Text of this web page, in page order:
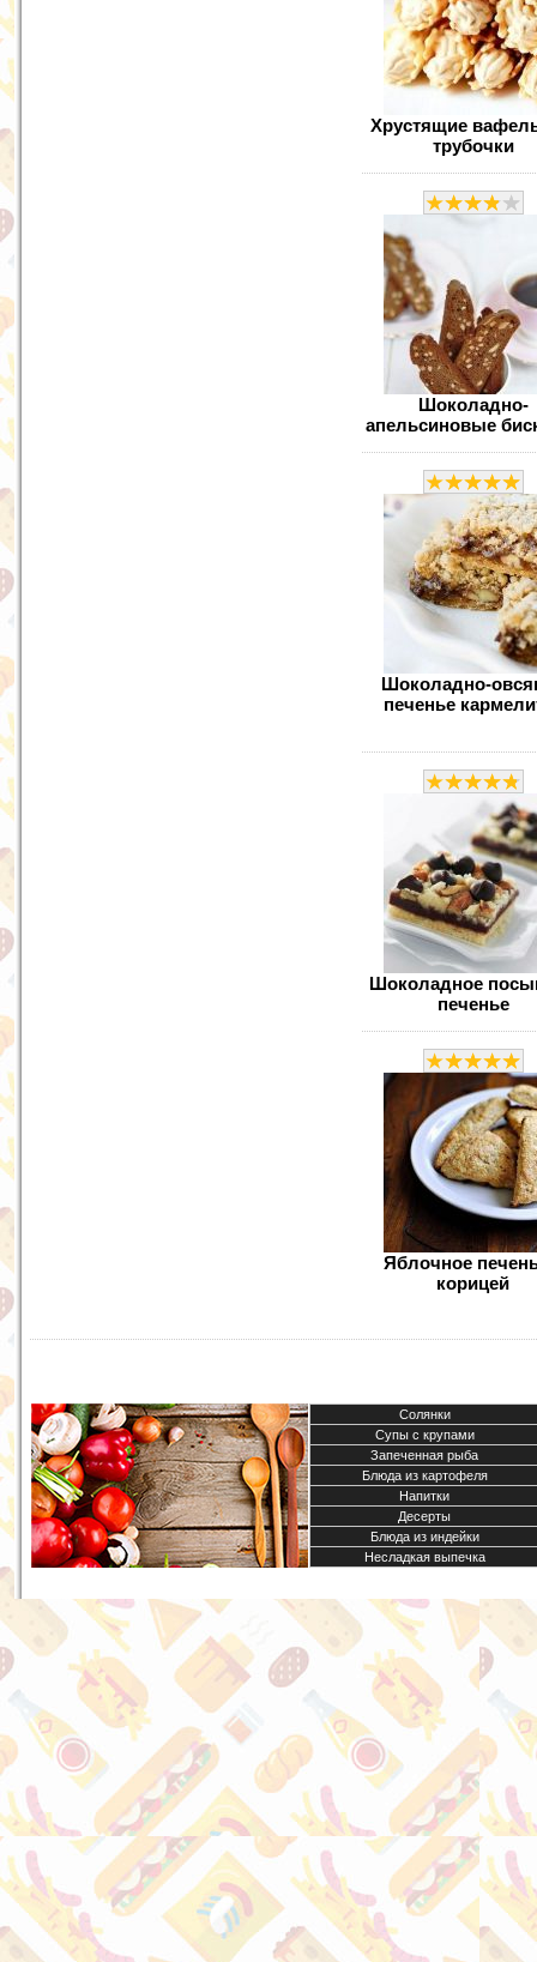
Хрустящие
трубочки
Шоколадно-
апельсиновые
Шоколадно-
печенье
Шоколадное
печенье
Яблочное
корицей
Солянки
Супы с крупами
Запеченная рыба
Блюда из картофеля
Напитки
Десерты
Блюда из индейки
Несладкая выпечка